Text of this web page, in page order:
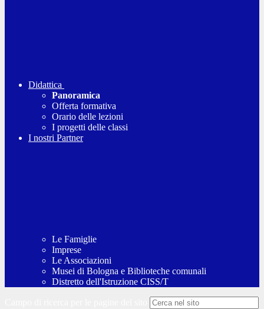
Didattica
Panoramica
Offerta formativa
Orario delle lezioni
I progetti delle classi
I nostri Partner
Le Famiglie
Imprese
Le Associazioni
Musei di Bologna e Biblioteche comunali
Distretto dell'Istruzione CISS/T